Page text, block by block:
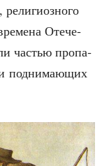
рели­ги­оз­но­го
Оте­че­
частью про­па­
под­ни­ма­ю­щих